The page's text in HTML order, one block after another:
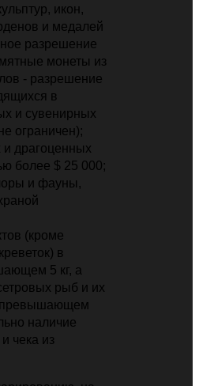
икон,
и медалей
разрешение
монеты из
- разрешение
в
и сувенирных
ограничен);
и драгоценных
более $ 25 000;
и фауны,
(кроме
в
5 кг, а
рыб и их
превышающем
наличие
чека из